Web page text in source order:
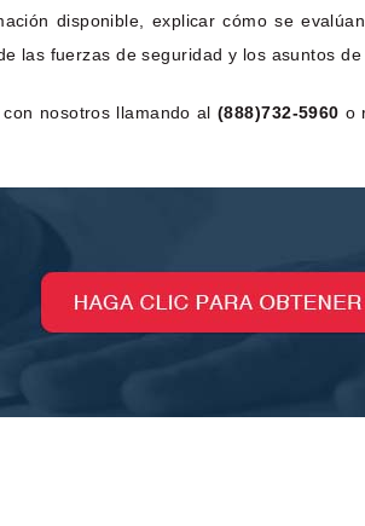
disponible, explicar cómo se
las fuerzas de seguridad y los asuntos de
nosotros llamando al (888)732-5960 o